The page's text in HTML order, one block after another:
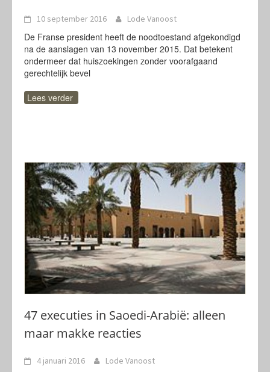
10 september 2016 Lode Vanoost
De Franse president heeft de noodtoestand afgekondigd
na de aanslagen van 13 november 2015. Dat betekent
ondermeer dat huiszoekingen zonder voorafgaand
gerechtelijk bevel
Lees verder
47 executies in Saoedi-Arabië: alleen
maar makke reacties
4 januari 2016 Lode Vanoost